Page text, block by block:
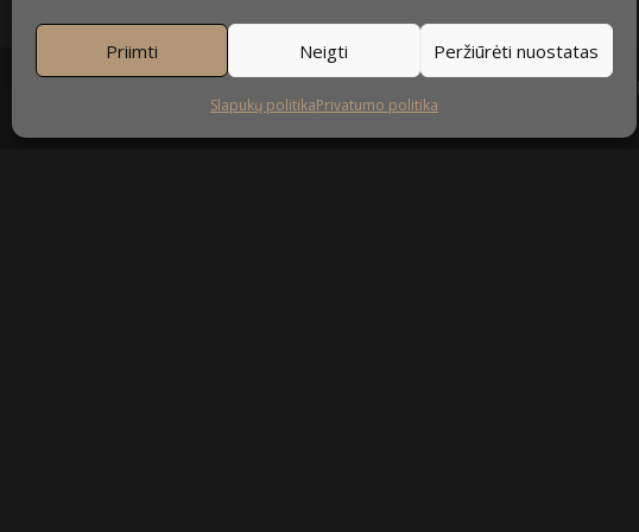
Priimti Neigti Peržiūrėti nuostatas
Slapukų politikaPrivatumo politika